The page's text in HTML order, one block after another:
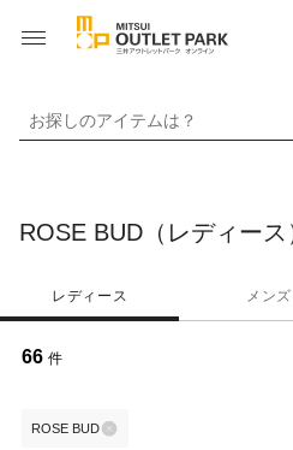
お探しのアイテムは？
ROSE BUD（レディー
レディース メンズ
66 件
ROSE BUD